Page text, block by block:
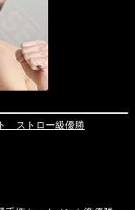
ストロー級優勝